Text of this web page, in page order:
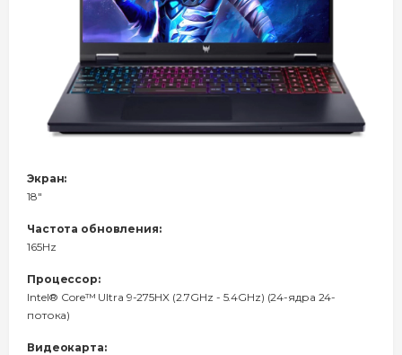
Экран:
18"
Частота обновления:
165Hz
Процессор:
Intel® Core™ Ultra 9-275HX (2.7GHz - 5.4GHz) (24-ядра 24-
потока)
Видеокарта: